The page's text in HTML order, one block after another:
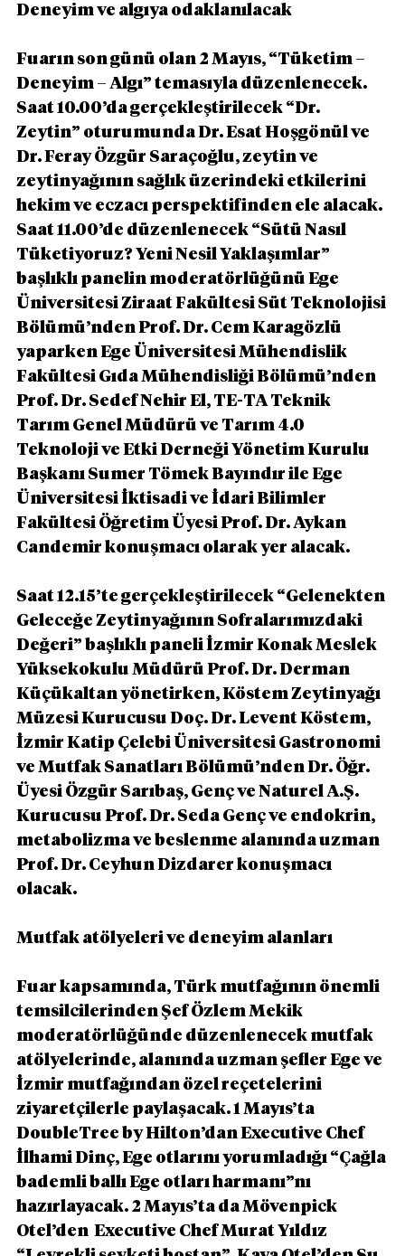
Deneyim ve algıya odaklanılacak
Fuarın son günü olan 2 Mayıs, “Tüketim –
Deneyim – Algı” temasıyla düzenlenecek.
Saat 10.00’da gerçekleştirilecek “Dr.
Zeytin” oturumunda Dr. Esat Hoşgönül ve
Dr. Feray Özgür Saraçoğlu, zeytin ve
zeytinyağının sağlık üzerindeki etkilerini
hekim ve eczacı perspektifinden ele alacak.
Saat 11.00’de düzenlenecek “Sütü Nasıl
Tüketiyoruz? Yeni Nesil Yaklaşımlar”
başlıklı panelin moderatörlüğünü Ege
Üniversitesi Ziraat Fakültesi Süt Teknolojisi
Bölümü’nden Prof. Dr. Cem Karagözlü
yaparken Ege Üniversitesi Mühendislik
Fakültesi Gıda Mühendisliği Bölümü’nden
Prof. Dr. Sedef Nehir El, TE-TA Teknik
Tarım Genel Müdürü ve Tarım 4.0
Teknoloji ve Etki Derneği Yönetim Kurulu
Başkanı Sumer Tömek Bayındır ile Ege
Üniversitesi İktisadi ve İdari Bilimler
Fakültesi Öğretim Üyesi Prof. Dr. Aykan
Candemir konuşmacı olarak yer alacak.
Saat 12.15’te gerçekleştirilecek “Gelenekten
Geleceğe Zeytinyağının Sofralarımızdaki
Değeri” başlıklı paneli İzmir Konak Meslek
Yüksekokulu Müdürü Prof. Dr. Derman
Küçükaltan yönetirken, Köstem Zeytinyağı
Müzesi Kurucusu Doç. Dr. Levent Köstem,
İzmir Katip Çelebi Üniversitesi Gastronomi
ve Mutfak Sanatları Bölümü’nden Dr. Öğr.
Üyesi Özgür Sarıbaş, Genç ve Naturel A.Ş.
Kurucusu Prof. Dr. Seda Genç ve endokrin,
metabolizma ve beslenme alanında uzman
Prof. Dr. Ceyhun Dizdarer konuşmacı
olacak.
Mutfak atölyeleri ve deneyim alanları
Fuar kapsamında, Türk mutfağının önemli
temsilcilerinden Şef Özlem Mekik
moderatörlüğünde düzenlenecek mutfak
atölyelerinde, alanında uzman şefler Ege ve
İzmir mutfağından özel reçetelerini
ziyaretçilerle paylaşacak. 1 Mayıs’ta
DoubleTree by Hilton’dan Executive Chef
İlhami Dinç, Ege otlarını yorumladığı “Çağla
bademli ballı Ege otları harmanı”nı
hazırlayacak. 2 Mayıs’ta da Mövenpick
Otel’den  Executive Chef Murat Yıldız